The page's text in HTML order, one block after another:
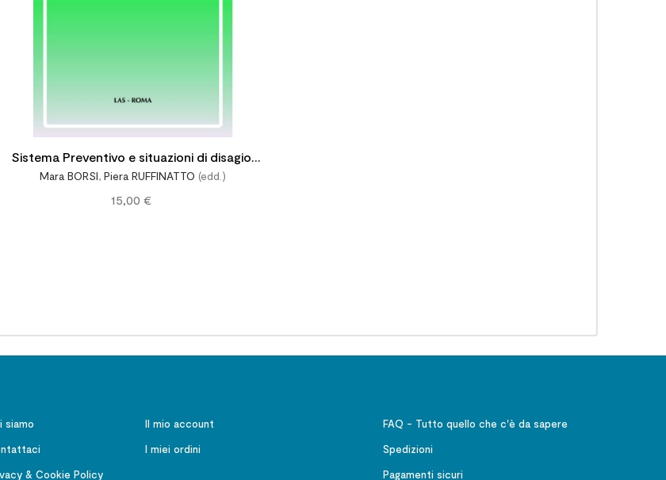
Sistema Preventivo e situazioni di disagio.
L'animazione di un processo per la vita e la
speranza delle nuove generazioni
Mara BORSI,Piera RUFFINATTO (edd.)
15,00 €
siamo
& Cookie Policy
Il mio account
I miei ordini
FAQ - Tutto quello che c'è da sapere
Spedizioni
Pagamenti sicuri